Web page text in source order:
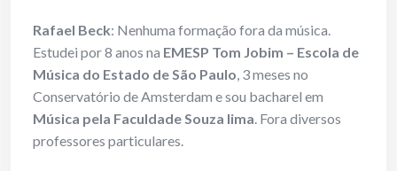
Rafael Beck: Nenhuma formação fora da música.
Estudei por 8 anos na EMESP Tom Jobim – Escola de
Música do Estado de São Paulo, 3 meses no
Conservatório de Amsterdam e sou bacharel em
Música pela Faculdade Souza lima. Fora diversos
professores particulares.